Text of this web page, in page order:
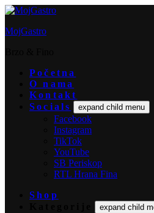
MojGastro
Početna
O nama
Kontakt
Socials
expand child menu
Facebook
Instagram
TikTok
YouTube
SB Periskop
RTL Hrana Fina
Shop
expand child